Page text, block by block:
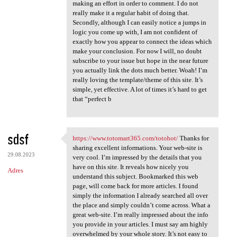
making an effort in order to comment. I do not
really make it a regular habit of doing that.
Secondly, although I can easily notice a jumps in
logic you come up with, I am not confident of
exactly how you appear to connect the ideas which
make your conclusion. For now I will, no doubt
subscribe to your issue but hope in the near future
you actually link the dots much better. Woah! I’m
really loving the template/theme of this site. It’s
simple, yet effective. A lot of times it’s hard to get
that “perfect b
sdsf
29.08.2023
Adres
https://www.totomart365.com
https://www.totomart365.com/totohot/Thanks for
sharing excellent informations. Your web-site is
very cool. I’m impressed by the details that you
have on this site. It reveals how nicely you
understand this subject. Bookmarked this web
page, will come back for more articles. I found
simply the information I already searched all over
the place and simply couldn’t come across. What a
great web-site. I’m really impressed about the info
you provide in your articles. I must say am highly
overwhelmed by your whole story. It’s not easy to